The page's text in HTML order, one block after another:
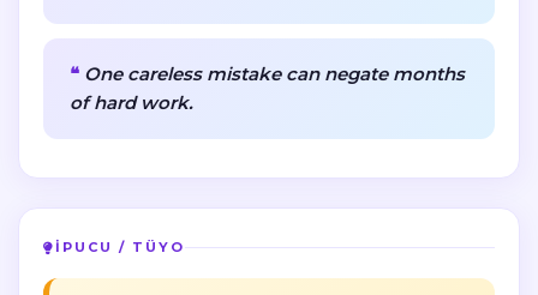
One careless mistake can negate months
of hard work.
İPUCU / TÜYO